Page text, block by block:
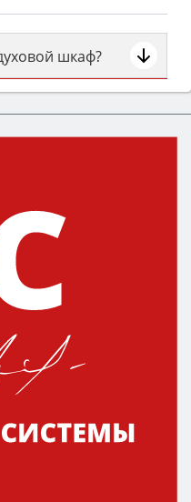
шкаф?
(газовый или
под вашу нишу,
л для семьи,